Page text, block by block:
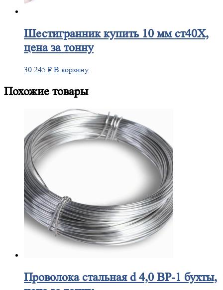
Шестигранниккупить 10 мм ст40Х,
цена за тонну
30 245 ₽ В корзину
Похожие товары
Проволокастальная d 4,0 ВР-1 бухты,